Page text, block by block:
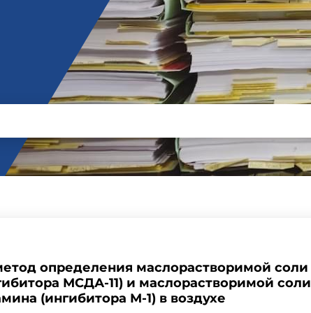
определения маслорастворимой соли
МСДА-11) и маслорастворимой соли
(ингибитора М-1) в воздухе